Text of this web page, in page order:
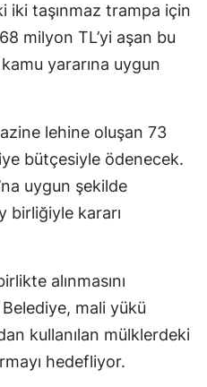
iki taşınmaz trampa için
milyon TL’yi aşan bu
yararına uygun
lehine oluşan 73
bütçesiyle ödenecek.
uygun şekilde
birliğiyle kararı
alınmasını
mali yükü
kullanılan mülklerdeki
hedefliyor.